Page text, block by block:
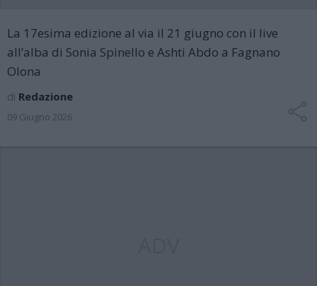
La 17esima edizione al via il 21 giugno con il live
all’alba di Sonia Spinello e Ashti Abdo a Fagnano
Olona
di Redazione
09 Giugno 2026